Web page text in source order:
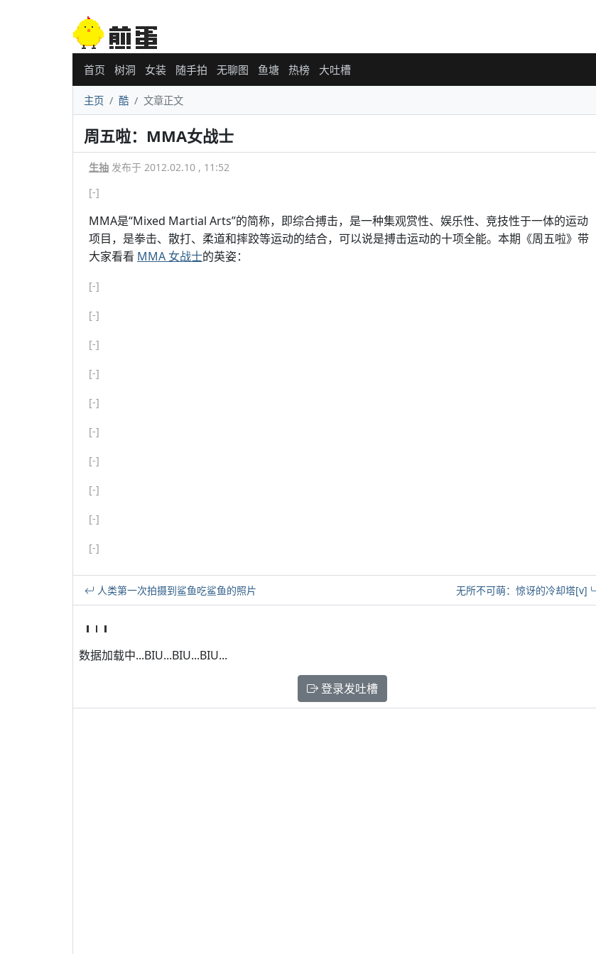
首页 树洞 女装 随手拍 无聊图 鱼塘 热榜 大吐槽
主页 酷 文章正文
周五啦：MMA女战士
生抽 发布于 2012.02.10 , 11:52
[-]
MMA是“Mixed Martial Arts”的简称，即综合搏击，是一种集观赏性、娱乐性、竞技性于一体的运动
项目，是拳击、散打、柔道和摔跤等运动的结合，可以说是搏击运动的十项全能。本期《周五啦》带
大家看看 MMA 女战士的英姿：
[-]
[-]
[-]
[-]
[-]
[-]
[-]
[-]
[-]
[-]
人类第一次拍摄到鲨鱼吃鲨鱼的照片 无所不可萌：惊讶的冷却塔[v]
数据加载中...BIU...BIU...BIU...
登录发吐槽